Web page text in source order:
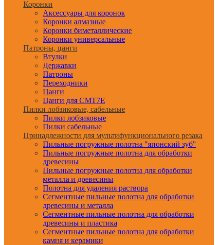
Коронки
Аксессуары для коронок
Коронки алмазные
Коронки биметаллические
Коронки универсальные
Патроны, цанги
Втулки
Державки
Патроны
Переходники
Цанги
Цанги для CMT7E
Пилки лобзиковые, сабельные
Пилки лобзиковые
Пилки сабельные
Принадлежности для мультифункционального резака
Пильные погружные полотна "японский зуб"
Пильные погружные полотна для обработки
древесины
Пильные погружные полотна для обработки
металла и древесины
Полотна для удаления раствора
Сегментные пильные полотна для обработки
древесины и металла
Сегментные пильные полотна для обработки
древесины и пластика
Сегментные пильные полотна для обработки
камня и керамики